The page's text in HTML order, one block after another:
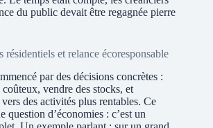
du public devait être regagnée pierre
résidentiels et relance écoresponsable
par des décisions concrètes :
vendre des stocks, et
des activités plus rentables. Ce
question d’économies : c’est un